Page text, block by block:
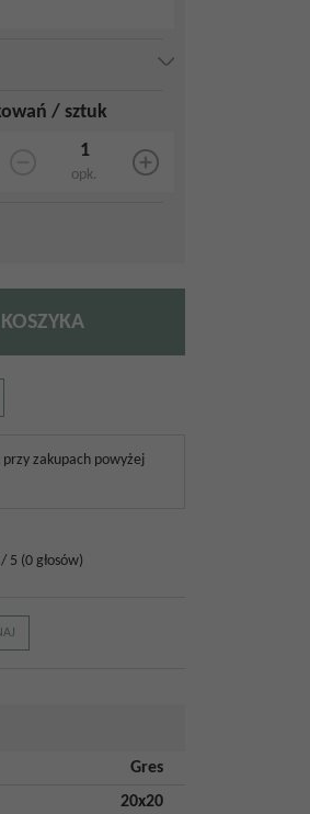
/ sztuk
opk.
przy zakupach powyżej
/ 5 (0 głosów)
Gres
20x20